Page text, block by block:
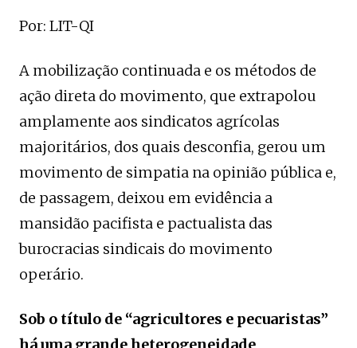
Por: LIT-QI
A mobilização continuada e os métodos de
ação direta do movimento, que extrapolou
amplamente aos sindicatos agrícolas
majoritários, dos quais desconfia, gerou um
movimento de simpatia na opinião pública e,
de passagem, deixou em evidência a
mansidão pacifista e pactualista das
burocracias sindicais do movimento
operário.
Sob o título de “agricultores e pecuaristas”